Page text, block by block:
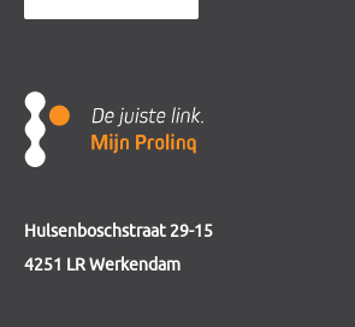
Hulsenboschstraat 29-15
4251 LR Werkendam